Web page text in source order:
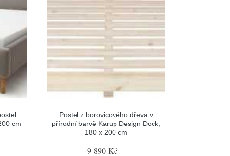
cm
Postel z borovicového dřeva v
přírodní barvě Karup Design Dock,
180 x 200 cm
9 890 Kč